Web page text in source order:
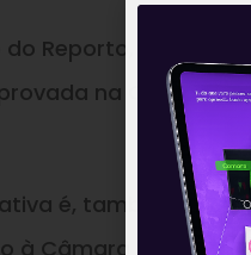
Reporto, o parecer
na Comissão
é, também, de
à Câmara dos